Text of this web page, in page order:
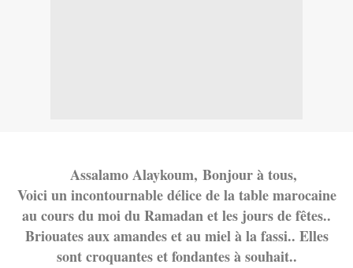
Assalamo Alaykoum, Bonjour à tous,
Voici un incontournable délice de la table marocaine
au cours du moi du Ramadan et les jours de fêtes..
Briouates aux amandes et au miel à la fassi.. Elles
sont croquantes et fondantes à souhait..